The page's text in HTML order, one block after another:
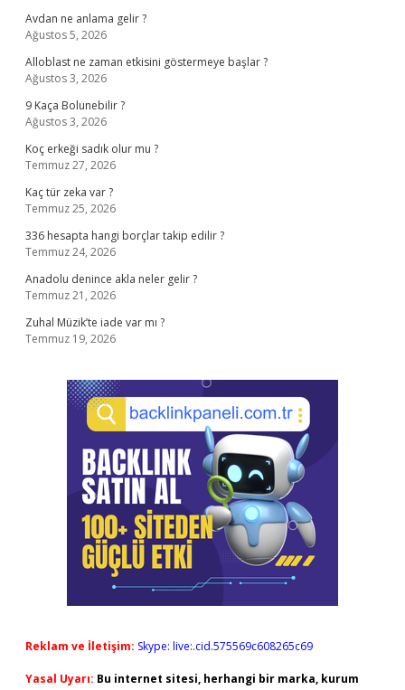
Avdan ne anlama gelir ?
Ağustos 5, 2026
Alloblast ne zaman etkisini göstermeye başlar ?
Ağustos 3, 2026
9 Kaça Bolunebilir ?
Ağustos 3, 2026
Koç erkeği sadık olur mu ?
Temmuz 27, 2026
Kaç tür zeka var ?
Temmuz 25, 2026
336 hesapta hangi borçlar takip edilir ?
Temmuz 24, 2026
Anadolu denince akla neler gelir ?
Temmuz 21, 2026
Zuhal Müzik’te iade var mı ?
Temmuz 19, 2026
Reklam ve İletişim: Skype: live:.cid.575569c608265c69
Yasal Uyarı: Bu internet sitesi, herhangi bir marka, kurum